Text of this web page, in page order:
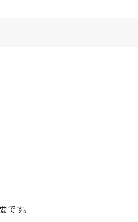
す。